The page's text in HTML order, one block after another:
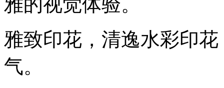
雅致印花，清逸水彩印
气。